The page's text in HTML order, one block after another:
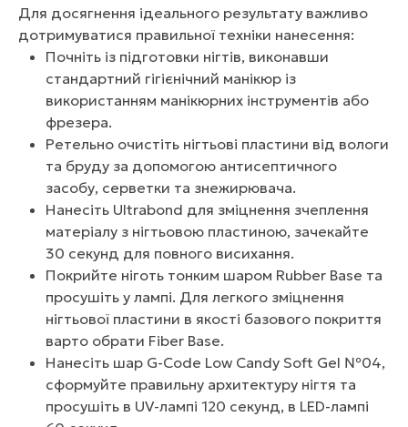
Для досягнення ідеального результату важливо
дотримуватися правильної техніки нанесення:
Почніть із підготовки нігтів, виконавши
стандартний гігієнічний манікюр із
використанням манікюрних інструментів або
фрезера.
Ретельно очистіть нігтьові пластини від вологи
та бруду за допомогою антисептичного
засобу, серветки та знежирювача.
Нанесіть Ultrabond для зміцнення зчеплення
матеріалу з нігтьовою пластиною, зачекайте
30 секунд для повного висихання.
Покрийте ніготь тонким шаром Rubber Base та
просушіть у лампі. Для легкого зміцнення
нігтьової пластини в якості базового покриття
варто обрати Fiber Base.
Нанесіть шар G-Code Low Candy Soft Gel №04,
сформуйте правильну архитектуру нігтя та
просушіть в UV-лампі 120 секунд, в LED-лампі